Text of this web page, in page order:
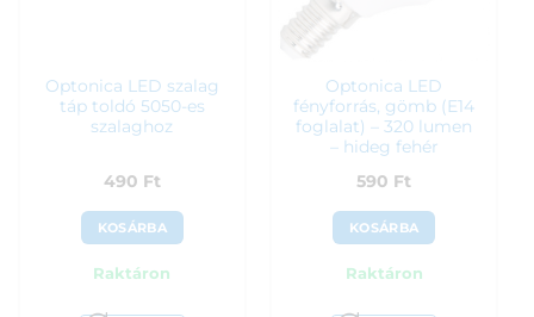
Optonica LED szalag
táp toldó 5050-es
szalaghoz
490 Ft
KOSÁRBA
Raktáron
Optonica LED
fényforrás, gömb (E14
foglalat) – 320 lumen
– hideg fehér
590 Ft
KOSÁRBA
Raktáron